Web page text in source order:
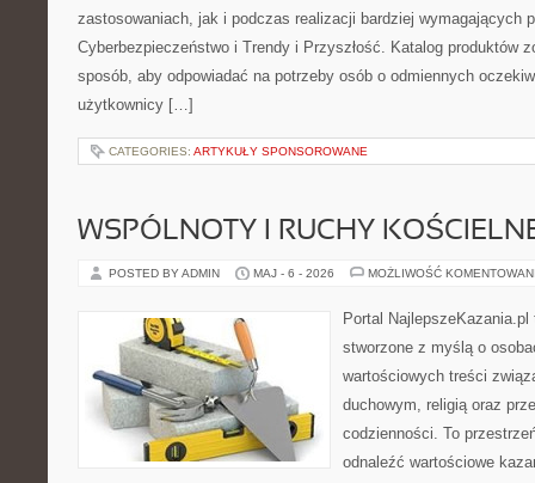
zastosowaniach, jak i podczas realizacji bardziej wymagających
Cyberbezpieczeństwo i Trendy i Przyszłość. Katalog produktów
sposób, aby odpowiadać na potrzeby osób o odmiennych
użytkownicy […]
CATEGORIES: ARTYKUŁY SPONSOROWANE
WSPÓLNOTY I RUCHY
POSTED BY ADMIN MAJ - 6 - 2026 MOŻLIWOŚĆ
Portal
stworzone z myślą o
wartościowych treści
duchowym, religią oraz
codzienności. To
odnaleźć wartościowe